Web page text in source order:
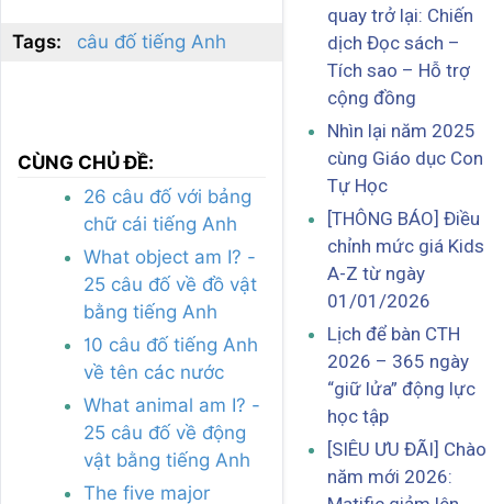
Tags: câu đố tiếng Anh
CÙNG CHỦ ĐỀ:
26 câu đố với bảng
chữ cái tiếng Anh
What object am I? -
25 câu đố về đồ vật
bằng tiếng Anh
10 câu đố tiếng Anh
về tên các nước
What animal am I? -
25 câu đố về động
vật bằng tiếng Anh
The five major
quay trở lại: Chiến
dịch Đọc sách –
Tích sao – Hỗ trợ
cộng đồng
Nhìn lại năm 2025
cùng Giáo dục Con
Tự Học
[THÔNG BÁO] Điều
chỉnh mức giá Kids
A-Z từ ngày
01/01/2026
Lịch để bàn CTH
2026 – 365 ngày
“giữ lửa” động lực
học tập
[SIÊU ƯU ĐÃI] Chào
năm mới 2026: